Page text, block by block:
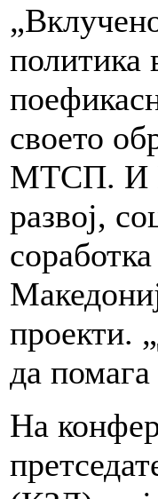
политика
своето
МТСП. И
развој,
проекти.
да
На